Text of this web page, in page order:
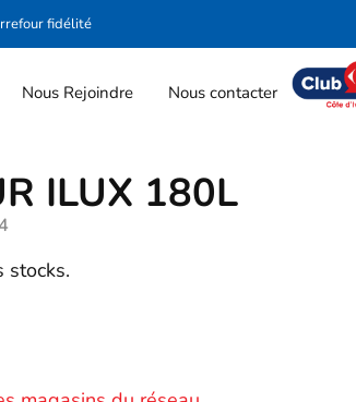
fidélité
Nous Rejoindre Nous contacter
ILUX 180L
stocks.